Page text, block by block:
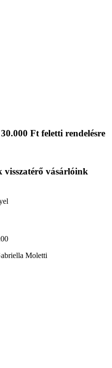
Ft feletti rendelésre
visszatérő vásárlóink
Moletti